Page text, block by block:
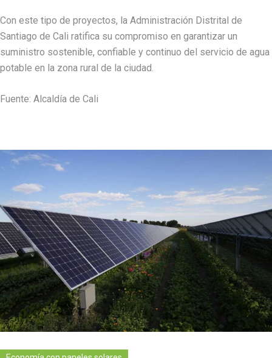
Con este tipo de proyectos, la Administración Distrital de
Santiago de Cali ratifica su compromiso en garantizar un
suministro sostenible, confiable y continuo del servicio de agua
potable en la zona rural de la ciudad.
Fuente: Alcaldía de Cali